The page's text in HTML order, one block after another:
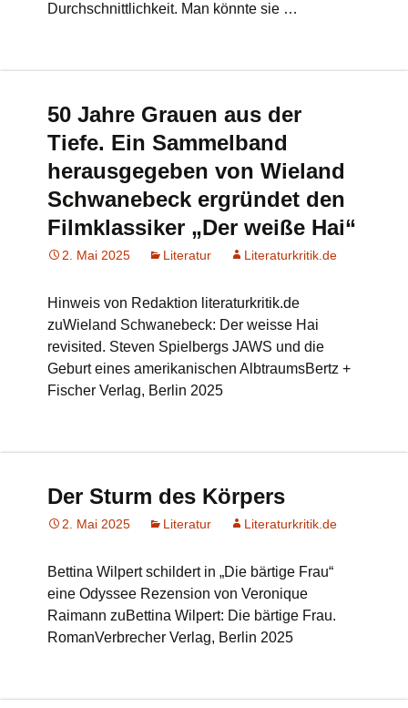
Durchschnittlichkeit. Man könnte sie …
50 Jahre Grauen aus der
Tiefe. Ein Sammelband
herausgegeben von Wieland
Schwanebeck ergründet den
Filmklassiker „Der weiße Hai“
2. Mai 2025 Literatur Literaturkritik.de
Hinweis von Redaktion literaturkritik.de
zuWieland Schwanebeck: Der weisse Hai
revisited. Steven Spielbergs JAWS und die
Geburt eines amerikanischen AlbtraumsBertz +
Fischer Verlag, Berlin 2025
Der Sturm des Körpers
2. Mai 2025 Literatur Literaturkritik.de
Bettina Wilpert schildert in „Die bärtige Frau“
eine Odyssee Rezension von Veronique
Raimann zuBettina Wilpert: Die bärtige Frau.
RomanVerbrecher Verlag, Berlin 2025